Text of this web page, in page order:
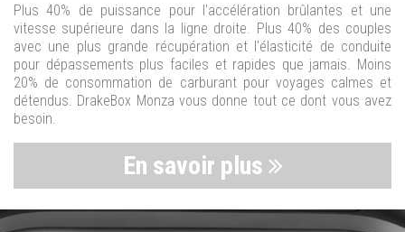
Plus 40% de puissance pour l'accélération brûlantes et une
vitesse supérieure dans la ligne droite. Plus 40% des couples
avec une plus grande récupération et l'élasticité de conduite
pour dépassements plus faciles et rapides que jamais. Moins
20% de consommation de carburant pour voyages calmes et
détendus. DrakeBox Monza vous donne tout ce dont vous avez
besoin.
En savoir plus